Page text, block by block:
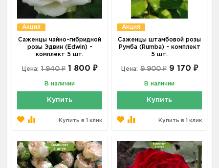
Акция
Саженцы чайно-гибридной
розы Эдвин (Edwin) -
комплект 5 шт.
Цена: 1 940 ₽ 1 800 ₽
В наличии
Купить
Купить в 1 клик
Акция
Саженцы штамбовой розы
Румба (Rumba) - комплект
5 шт.
Цена: 9 900 ₽ 9 170 ₽
В наличии
Купить
Купить в 1 клик